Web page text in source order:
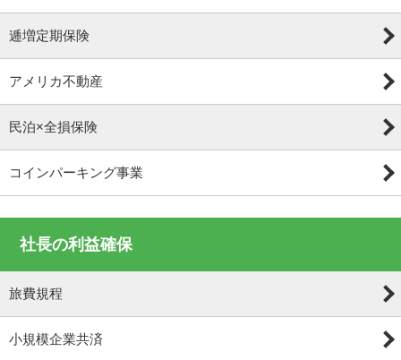
逓増定期保険
アメリカ不動産
民泊×全損保険
コインパーキング事業
社長の利益確保
旅費規程
小規模企業共済